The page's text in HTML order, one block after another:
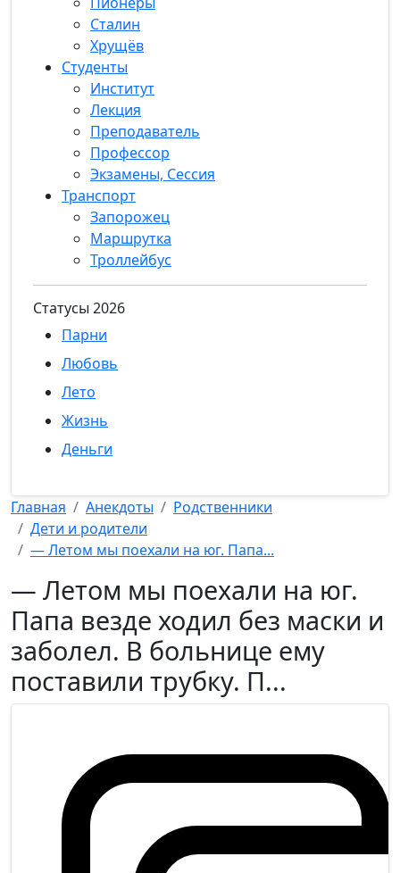
Сталин
Хрущёв
Студенты
Институт
Лекция
Преподаватель
Профессор
Экзамены, Сессия
Транспорт
Запорожец
Маршрутка
Троллейбус
Статуcы 2026
Парни
Любовь
Лето
Жизнь
Деньги
Главная Анекдоты
Родственники
Дети и родители
— Летом мы поехали на юг. Папа...
— Летом мы поехали на юг.
Папа везде ходил без маски и
заболел. В больнице ему
поставили трубку. П...